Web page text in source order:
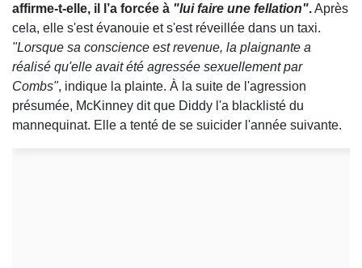
affirme-t-elle, il l’a forcée à "lui faire une fellation".Après
cela, elle s'est évanouie et s'est réveillée dans un taxi.
"Lorsque sa conscience est revenue, la plaignante a
réalisé qu'elle avait été agressée sexuellement par
Combs", indique la plainte. À la suite de l'agression
présumée, McKinney dit que Diddy l'a blacklisté du
mannequinat. Elle a tenté de se suicider l'année suivante.